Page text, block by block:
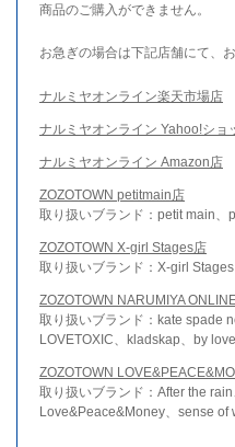
商品のご購入ができません。
お急ぎの場合は下記店舗にて、
ナルミヤオンライン楽天市場店
ナルミヤオンライン Yahoo!ショ
ナルミヤオンライン Amazon店
ZOZOTOWN petitmain店
取り扱いブランド：petit main、
ZOZOTOWN X-girl Stages店
取り扱いブランド：X-girl
ZOZOTOWN NARUMIYA
取り扱いブランド：kate spade
LOVETOXIC、kladskap、by
ZOZOTOWN
取り扱いブランド：After the rain
Love&Peace&Money、sense of